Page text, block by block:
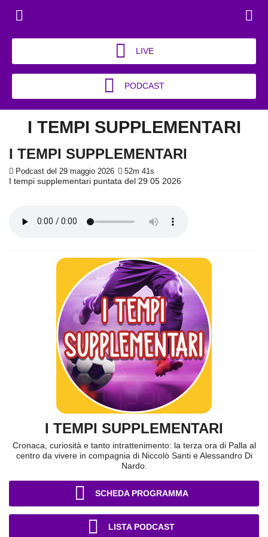
LIVE
PODCAST
I TEMPI SUPPLEMENTARI
I TEMPI SUPPLEMENTARI
Podcast del 29 maggio 2026 52m 41s
I tempi supplementari puntata del 29 05 2026
I TEMPI SUPPLEMENTARI
Cronaca, curiosità e tanto intrattenimento: la terza ora di Palla al
centro da vivere in compagnia di Niccolò Santi e Alessandro Di
Nardo.
SCHEDA PROGRAMMA
LISTA PODCAST